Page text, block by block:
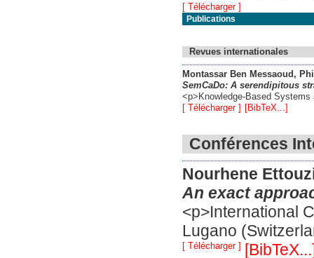
[ Télécharger ]
Publications
Revues internationales
Montassar Ben Messaoud ,
SemCaDo: A serendipitous
<p>Knowledge-Based Systems
[ Télécharger ] [BibTeX...]
Conférences
Nourhene
An exact
<p>International
Lugano
[ Télécharger ]